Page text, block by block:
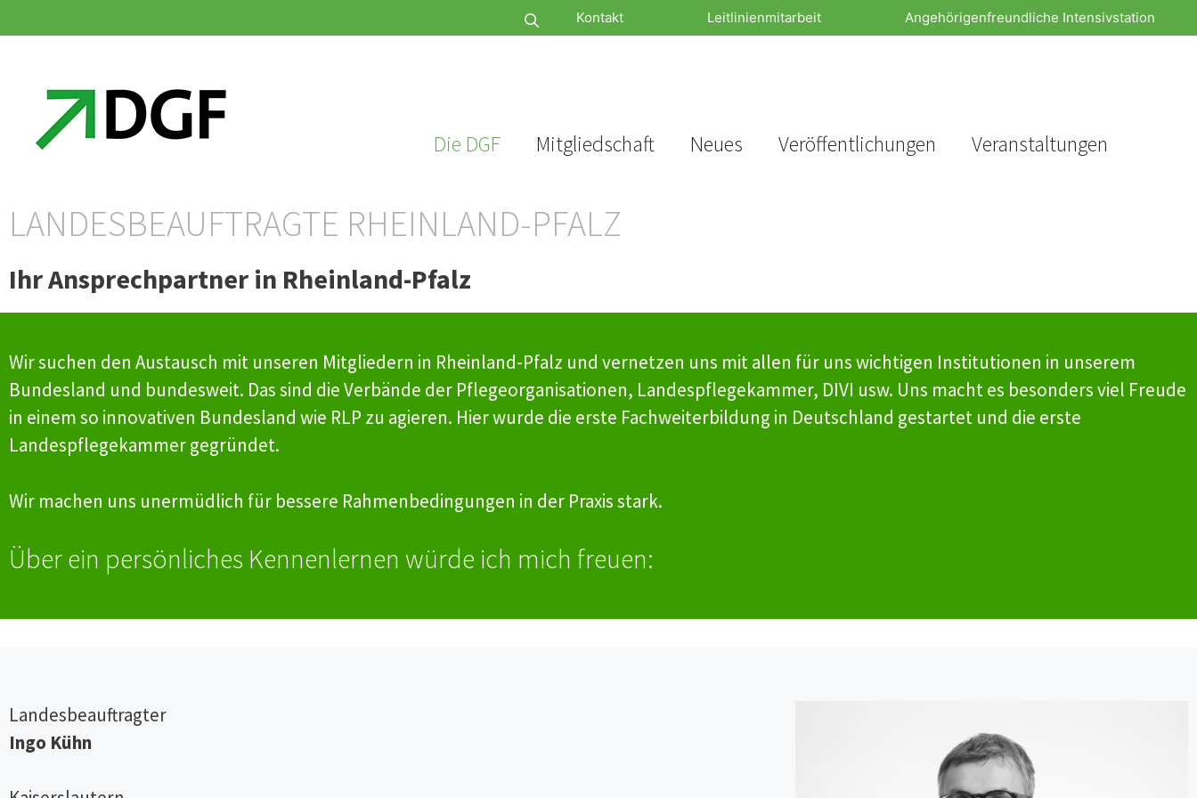
Inhalt
Inhalt
Kontakt Leitlinienmitarbeit Angehörigenfreundliche Intensivstation
Die DGF Mitgliedschaft Neues Veröffentlichungen Veranstaltungen
LANDESBEAUFTRAGTE RHEINLAND-PFALZ
Ihr Ansprechpartner in Rheinland-Pfalz
Wir suchen den Austausch mit unseren Mitgliedern in Rheinland-Pfalz und vernetzen uns mit allen für uns wichtigen Institutionen in unserem
Bundesland und bundesweit. Das sind die Verbände der Pflegeorganisationen, Landespflegekammer, DIVI usw. Uns macht es besonders viel Freude
in einem so innovativen Bundesland wie RLP zu agieren. Hier wurde die erste Fachweiterbildung in Deutschland gestartet und die erste
Landespflegekammer gegründet.
Wir machen uns unermüdlich für bessere Rahmenbedingungen in der Praxis stark.
Über ein persönliches Kennenlernen würde ich mich freuen:
Landesbeauftragter
Ingo Kühn